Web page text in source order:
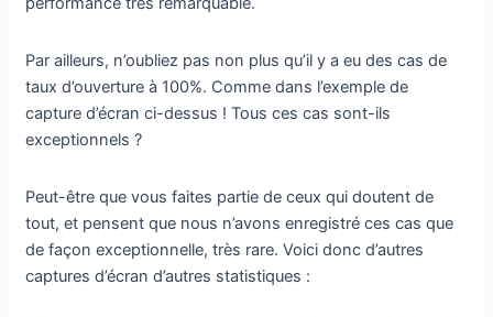
Par ailleurs, n’oubliez pas non plus qu’il y a eu des cas de
taux d’ouverture à 100%. Comme dans l’exemple de
capture d’écran ci-dessus ! Tous ces cas sont-ils
exceptionnels ?
Peut-être que vous faites partie de ceux qui doutent de
tout, et pensent que nous n’avons enregistré ces cas que
de façon exceptionnelle, très rare. Voici donc d’autres
captures d’écran d’autres statistiques :